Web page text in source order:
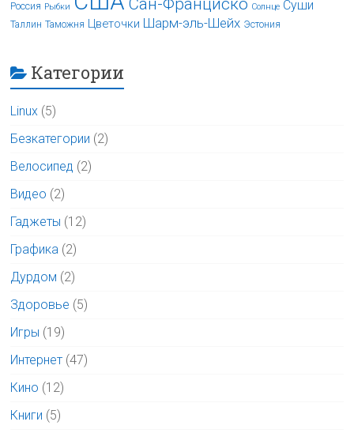
Россия Рыбки Сан-Франциско Солнце Суши
Таллин Таможня Цветочки Шарм-эль-Шейх Эстония
Категории
Linux (5)
Безкатегории (2)
Велосипед (2)
Видео (2)
Гаджеты (12)
Графика (2)
Дурдом (2)
Здоровье (5)
Игры (19)
Интернет (47)
Кино (12)
Книги (5)